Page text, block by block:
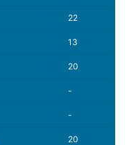
22
13
20
-
-
20